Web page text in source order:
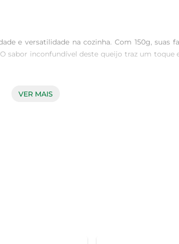
e versatilidade na cozinha. Com 150g, suas
sabor inconfundível deste queijo traz um toque
Experimente adicioná-lo em omeletes,
VER MAIS